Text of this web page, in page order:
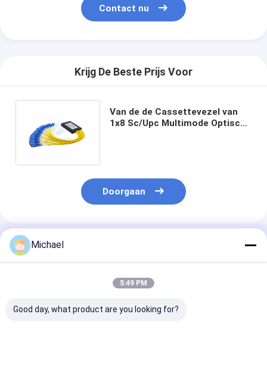
Contact nu
Krijg De Beste Prijs Voor
Van de de Cassettevezel van
1x8 Sc/Upc Multimode Optische
Doorgaan
Geadviseerde Producten
Michael
5:49 PM
Good day, what product are you looking for?